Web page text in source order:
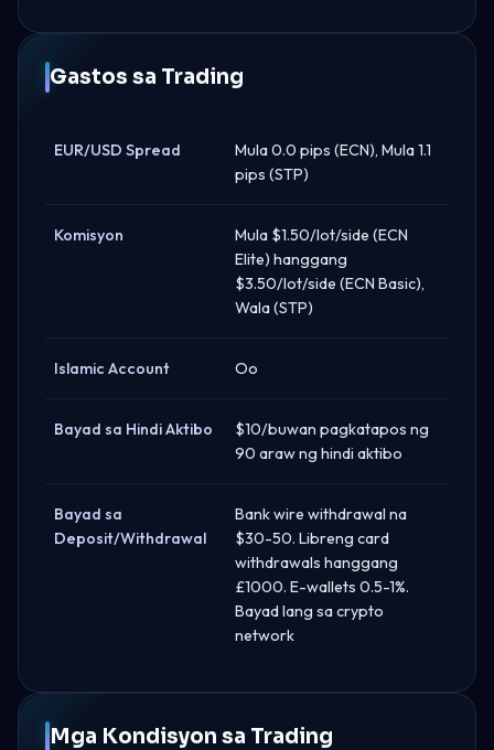
Gastos sa Trading
EUR/USD Spread
Mula 0.0 pips (ECN), Mula 1.1
pips (STP)
Komisyon
Mula $1.50/lot/side (ECN
Elite) hanggang
$3.50/lot/side (ECN Basic),
Wala (STP)
Islamic Account Oo
Bayad sa Hindi Aktibo
$10/buwan pagkatapos ng
90 araw ng hindi aktibo
Bayad sa
Deposit/Withdrawal
Bank wire withdrawal na
$30-50. Libreng card
withdrawals hanggang
£1000. E-wallets 0.5-1%.
Bayad lang sa crypto
network
Mga Kondisyon sa Trading